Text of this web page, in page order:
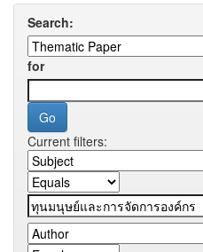
Search:
for
Current filters: